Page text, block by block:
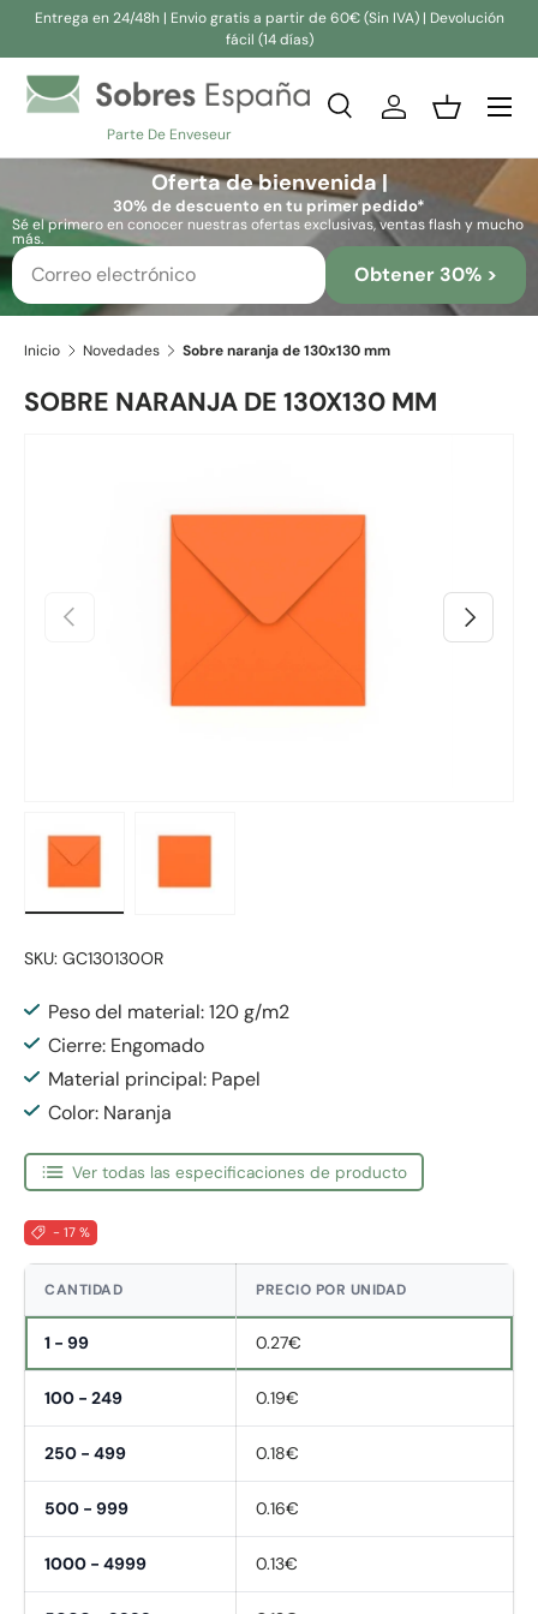
Entrega en 24/48h | Envio gratis a partir de 60€ (Sin IVA) | Devolución
fácil (14 días)
Parte De Enveseur
Buscar
Buscar
BuscarIniciar sesión
Cesta
Oferta de bienvenida |
30% de descuento en tu primer pedido*
Sé el primero en conocer nuestras ofertas exclusivas, ventas flash y mucho
más.
Obtener 30% >
Inicio Novedades Sobre naranja de 130x130 mm
SOBRE NARANJA DE 130X130 MM
Anterior Siguiente
SKU: GC130130OR
Peso del material: 120 g/m2
Cierre: Engomado
Material principal: Papel
Color: Naranja
Ver todas las especificaciones de producto
- 17 %
CANTIDAD PRECIO POR UNIDAD
1 - 99 0.27€
100 - 249 0.19€
250 - 499 0.18€
500 - 999 0.16€
1000 - 4999 0.13€